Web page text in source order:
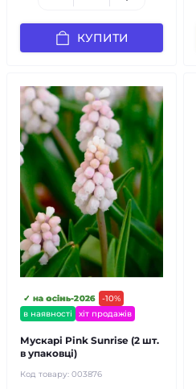
КУПИТИ
-10%
в наявності
✓ на осінь-2026
хіт продажів
Мускарі Pink Sunrise (2 шт.
в упаковці)
Код товару: 003876